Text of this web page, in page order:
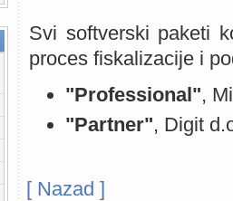
Svi softverski paketi
proces fiskalizacije i
"Professional",
"Partner", Digit
[ Nazad ]